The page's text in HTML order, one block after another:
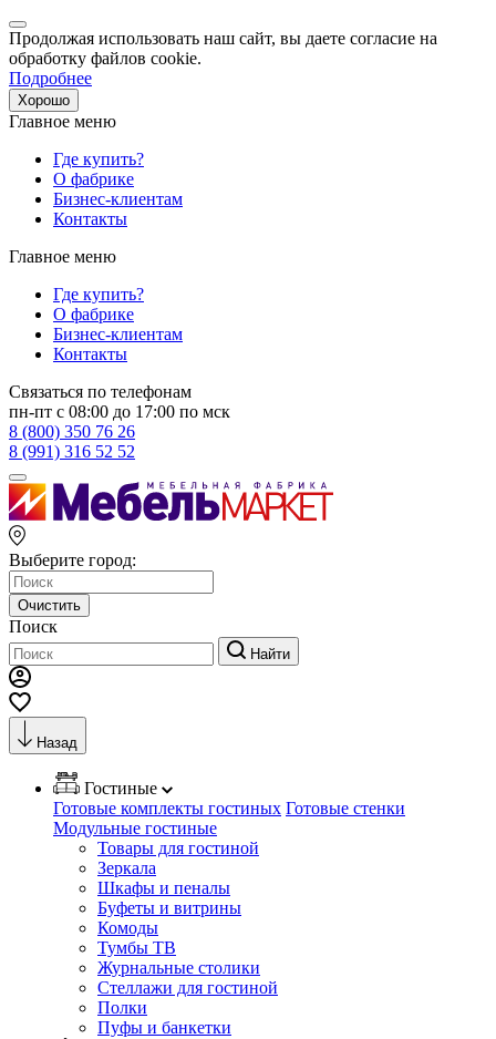
Продолжая использовать наш сайт, вы даете согласие на
обработку файлов cookie.
Подробнее
Хорошо
Главное меню
Где купить?
О фабрике
Бизнес-клиентам
Контакты
Главное меню
Где купить?
О фабрике
Бизнес-клиентам
Контакты
Связаться по телефонам
пн-пт с 08:00 до 17:00 по мск
8 (800) 350 76 26
8 (991) 316 52 52
Выберите город:
Очистить
Поиск
Найти
Назад
Гостиные
Готовые комплекты гостиных Готовые стенки
Модульные гостиные
Товары для гостиной
Зеркала
Шкафы и пеналы
Буфеты и витрины
Комоды
Тумбы ТВ
Журнальные столики
Стеллажи для гостиной
Полки
Пуфы и банкетки